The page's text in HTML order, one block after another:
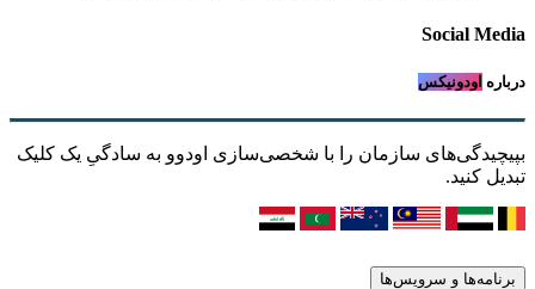
Social Media
درباره اودونیکس
بپیچیدگی‌های سازمان را با شخصی‌سازی اودوو به سادگیِ یک کلیک
تبدیل کنید.
برنامه‌ها و سرویس‌ها